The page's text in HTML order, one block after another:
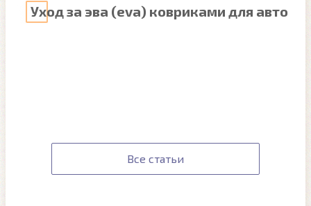
Уход за эва (eva) ковриками для авто
Все статьи